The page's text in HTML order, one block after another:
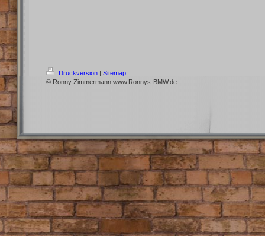
Druckversion | Sitemap
© Ronny Zimmermann www.Ronnys-BMW.de